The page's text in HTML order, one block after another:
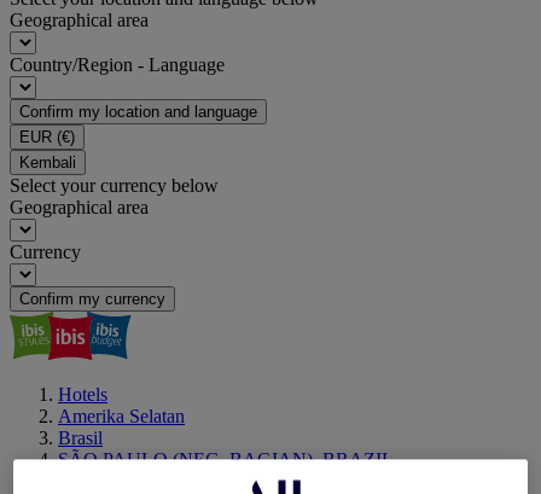
Geographical area
Country/Region - Language
Confirm my location and language
EUR (€)
Kembali
Select your currency below
Geographical area
Currency
Confirm my currency
Hotels
Amerika Selatan
Brasil
SÃO PAULO (NEG. BAGIAN), BRAZIL